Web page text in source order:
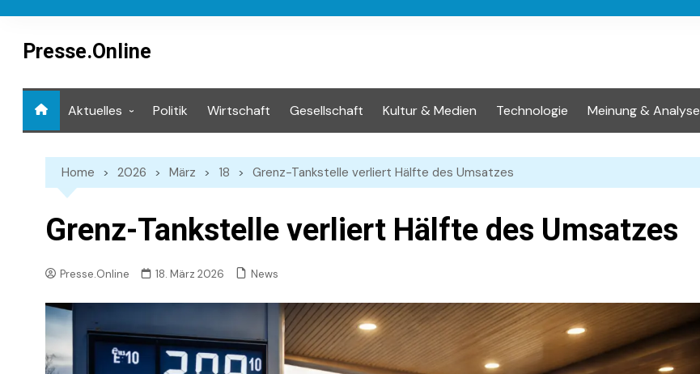
contentPresse.Online
Aktuelles Politik Wirtschaft Gesellschaft Kultur & Medien Technologie Meinung & Analyse
Home 2026 März 18 Grenz-Tankstelle verliert Hälfte des Umsatzes
Grenz-Tankstelle verliert Hälfte des Umsatzes
Presse.Online 18. März 2026 News